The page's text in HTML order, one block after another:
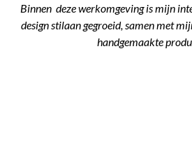
Binnen deze werkomgeving is mijn
design stilaan gegroeid, samen met
handgemaakte